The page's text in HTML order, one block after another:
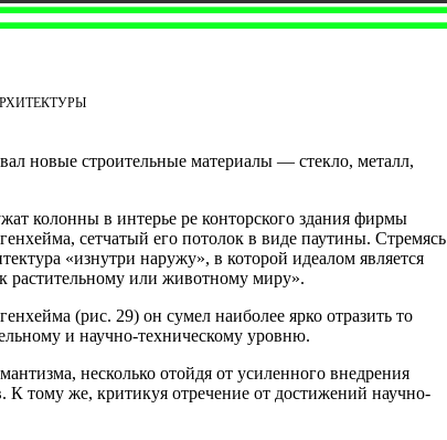
новые строительные материалы — стекло, металл,
колонны в интерье­ ре конторского здания фирмы
сетчатый его потолок в виде паутины. Стремясь
«изнутри наружу», в которой идеалом является
растительному или животному миру».
(рис. 29) он сумел наиболее ярко отразить то
и научно-техническому уровню.
несколько отой­дя от усиленного внедрения
тому же, критикуя отречение от достижений научно-